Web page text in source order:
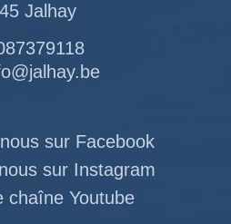
Jalhay
sur Facebook
sur Instagram
chaîne Youtube